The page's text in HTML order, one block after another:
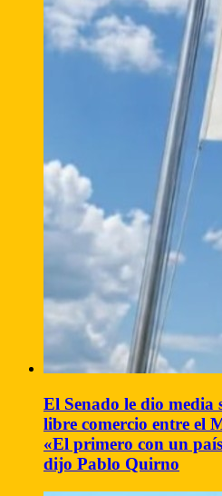
El Senado le dio media
libre comercio entre el
«El primero con un
dijo Pablo Quirno